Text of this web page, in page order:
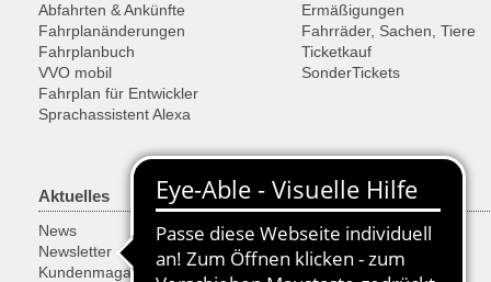
Abfahrten & Ankünfte
Fahrplanänderungen
Fahrplanbuch
VVO mobil
Fahrplan für Entwickler
Sprachassistent Alexa
Ermäßigungen
Fahrräder, Sachen, Tiere
Ticketkauf
SonderTickets
Aktuelles
News
Newsletter
Kundenmagazin
Freizeit
Ausflugsregionen
Fahrrad